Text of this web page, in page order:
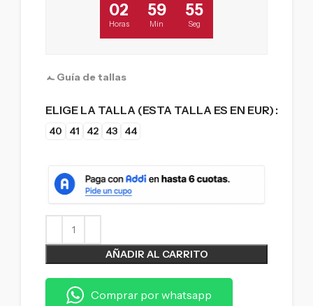
02
Horas
59
Min
55
Seg
Guía de tallas
ELIGE LA TALLA (ESTA TALLA ES EN EUR)
40 41 42 43 44
AÑADIR AL CARRITO
Comprar por whatsapp